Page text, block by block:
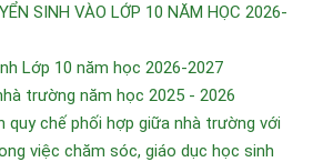
SINH VÀO LỚP 10 NĂM HỌC 2026-
Lớp 10 năm học 2026-2027
trường năm học 2025 - 2026
quy chế phối hợp giữa nhà trường với
việc chăm sóc, giáo dục học sinh